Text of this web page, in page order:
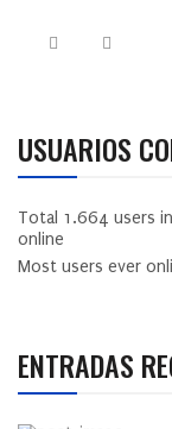
USUARIOS
Total 1.664 users
online
Most users ever
ENTRADAS